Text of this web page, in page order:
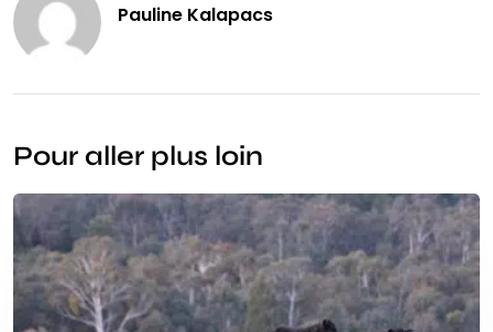
Pauline Kalapacs
Pour aller plus loin